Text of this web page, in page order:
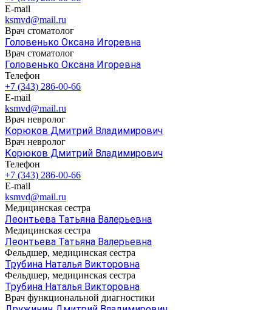
E-mail
ksmvd@mail.ru
Врач стоматолог
Головенько Оксана Игоревна
Врач стоматолог
Головенько Оксана Игоревна
Телефон
+7 (343) 286-00-66
E-mail
ksmvd@mail.ru
Врач невролог
Корюков Дмитрий Владимирович
Врач невролог
Корюков Дмитрий Владимирович
Телефон
+7 (343) 286-00-66
E-mail
ksmvd@mail.ru
Медицинская сестра
Леонтьева Татьяна Валерьевна
Медицинская сестра
Леонтьева Татьяна Валерьевна
Фельдшер, медицинская сестра
Трубина Наталья Викторовна
Фельдшер, медицинская сестра
Трубина Наталья Викторовна
Врач функциональной диагностики